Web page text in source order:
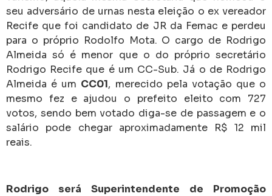
seu adversário de urnas nesta eleição o ex vereador
Recife que foi candidato de JR da Femac e perdeu
para o próprio Rodolfo Mota. O cargo de Rodrigo
Almeida só é menor que o do próprio secretário
Rodrigo Recife que é um CC-Sub. Já o de Rodrigo
Almeida é um CC01, merecido pela votação que o
mesmo fez e ajudou o prefeito eleito com 727
votos, sendo bem votado diga-se de passagem e o
salário pode chegar aproximadamente R$ 12 mil
reais.
Rodrigo será Superintendente de Promoção